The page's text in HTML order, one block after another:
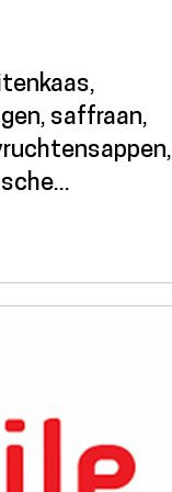
saffraan,